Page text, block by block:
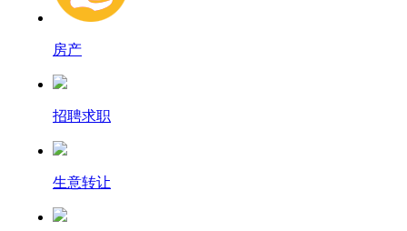
房产
招聘求职
生意转让